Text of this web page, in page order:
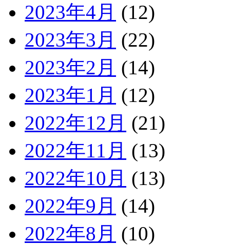
2023年4月 (12)
2023年3月 (22)
2023年2月 (14)
2023年1月 (12)
2022年12月 (21)
2022年11月 (13)
2022年10月 (13)
2022年9月 (14)
2022年8月 (10)